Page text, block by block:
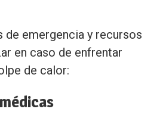
de emergencia y recursos
en caso de enfrentar
de calor: